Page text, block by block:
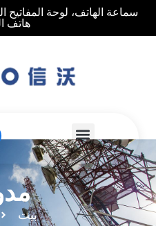
سماعة الهاتف، لوحة المفاتيح
هاتف
بيت